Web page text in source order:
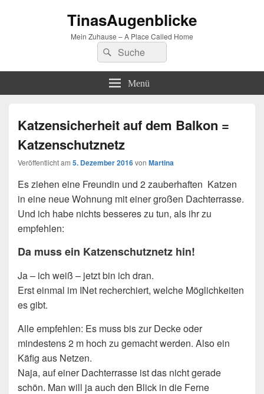
TinasAugenblicke
Mein Zuhause – A Place Called Home
Suchen
nach:
Suchen
Menü
Katzensicherheit auf dem Balkon =
Katzenschutznetz
Veröffentlicht am 5. Dezember 2016von Martina
Es ziehen eine Freundin und 2 zauberhaften Katzen
in eine neue Wohnung mit einer großen Dachterrasse.
Und ich habe nichts besseres zu tun, als ihr zu
empfehlen:
Da muss ein Katzenschutznetz hin!
Ja – ich weiß – jetzt bin ich dran.
Erst einmal im INet recherchiert, welche Möglichkeiten
es gibt.
Alle empfehlen: Es muss bis zur Decke oder
mindestens 2 m hoch zu gemacht werden. Also ein
Käfig aus Netzen.
Naja, auf einer Dachterrasse ist das nicht gerade
schön. Man will ja auch den Blick in die Ferne